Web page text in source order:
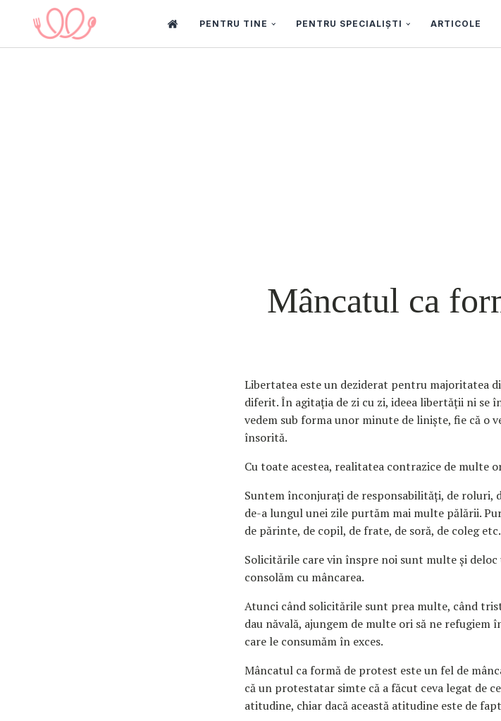
PENTRU TINE PENTRU SPECIALIȘTI ARTICOLE
Mâncatul ca
Libertatea este un deziderat pentru majoritatea
diferit. În agitația de zi cu zi, ideea libertății ni se
vedem sub forma unor minute de liniște, fie că o
însorită.
Cu toate acestea, realitatea contrazice de multe
Suntem înconjurați de responsabilități, de roluri,
de-a lungul unei zile purtăm mai multe pălării.
de părinte, de copil, de frate, de soră, de coleg etc.
Solicitările care vin înspre noi sunt multe și deloc
consolăm cu mâncarea.
Atunci când solicitările sunt prea multe, când
dau năvală, ajungem de multe ori să ne
care le consumăm în exces.
Mâncatul ca formă de protest este un fel de
că un protestatar simte că a făcut ceva legat de
atitudine, chiar dacă această atitudine este de